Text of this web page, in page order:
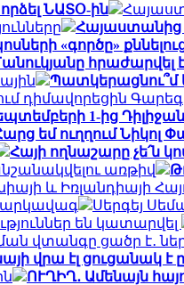
ՆԱՏՕ-ին
Հայաստանից
«գործը»
հրաժարվել
դիմավորեցին
1-ից
եմ ուղղում
Հայի ողնաշարը չե՛ն
առթիվ
և Իռլանդիայի
Սերգեյ
են կատարվել
վտանգը ցածր է․
վրա էլ ցուցանակ է
ՈՒՂԻՂ․ Ամենայն